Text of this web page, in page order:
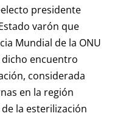
presidente
varón que
Mundial de la ONU
dicho encuentro
considerada
en la región
la esterilización